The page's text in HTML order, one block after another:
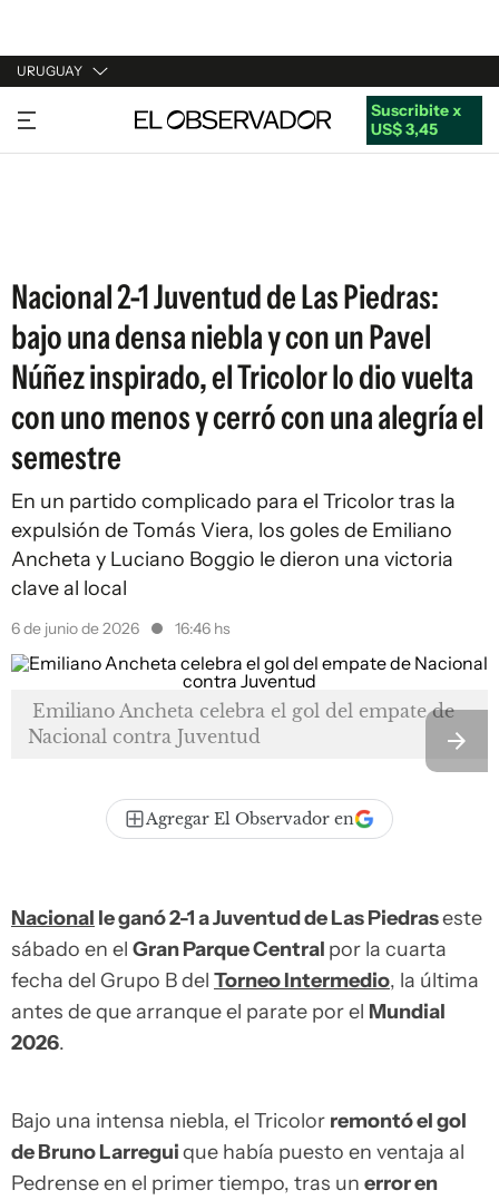
URUGUAY
URUGUAY
ARGENTINA
Suscribite x
US$ 3,45
Nacional 2-1 Juventud de Las Piedras:
bajo una densa niebla y con un Pavel
Núñez inspirado, el Tricolor lo dio vuelta
con uno menos y cerró con una alegría el
semestre
En un partido complicado para el Tricolor tras la
expulsión de Tomás Viera, los goles de Emiliano
Ancheta y Luciano Boggio le dieron una victoria
clave al local
6 de junio de 2026 16:46 hs
Emiliano Ancheta celebra el gol del empate de
Nacional contra Juventud
Agregar El Observador en
Nacional le ganó 2-1 a Juventud de Las Piedraseste
sábado en el Gran Parque Central por la cuarta
fecha del Grupo B del Torneo Intermedio, la última
antes de que arranque el parate por el Mundial
2026.
Bajo una intensa niebla, el Tricolor remontó el gol
de Bruno Larreguique había puesto en ventaja al
Pedrense en el primer tiempo, tras un error en